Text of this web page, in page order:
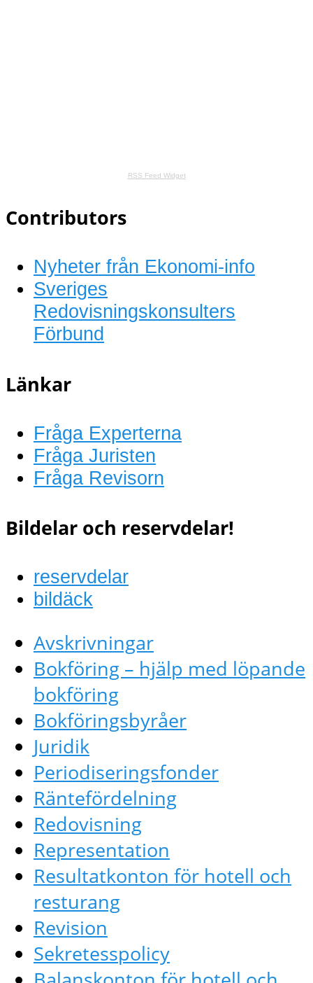
RSS Feed Widget
Contributors
Nyheter från Ekonomi-info
Sveriges
Redovisningskonsulters
Förbund
Länkar
Fråga Experterna
Fråga Juristen
Fråga Revisorn
Bildelar och reservdelar!
reservdelar
bildäck
Avskrivningar
Bokföring – hjälp med löpande
bokföring
Bokföringsbyråer
Juridik
Periodiseringsfonder
Räntefördelning
Redovisning
Representation
Resultatkonton för hotell och
resturang
Revision
Sekretesspolicy